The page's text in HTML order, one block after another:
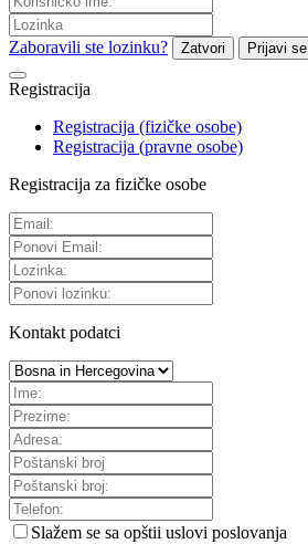
Zaboravili ste lozinku? Zatvori Prijavi se
Registracija
Registracija (fizičke osobe)
Registracija (pravne osobe)
Registracija za fizičke osobe
Kontakt podatci
Slažem se sa opštii uslovi poslovanja